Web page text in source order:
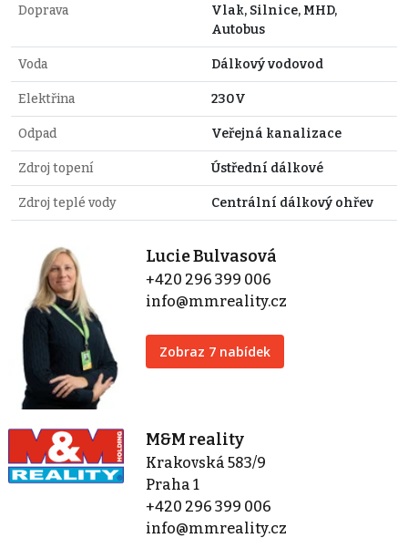
Doprava
Vlak, Silnice, MHD,
Autobus
Voda Dálkový vodovod
Elektřina 230V
Odpad Veřejná kanalizace
Zdroj topení Ústřední dálkové
Zdroj teplé vody Centrální dálkový ohřev
Lucie Bulvasová
+420 296 399 006
info@mmreality.cz
Zobraz 7 nabídek
M&M reality
Krakovská 583/9
Praha 1
+420 296 399 006
info@mmreality.cz